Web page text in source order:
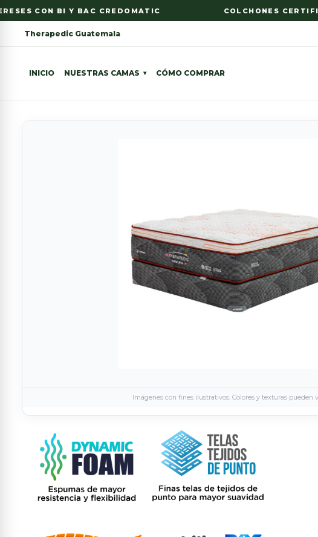
CON BI Y BAC CREDOMATIC COLCHONES
Therapedic Guatemala
INICIO NUESTRAS CAMAS CÓMO COMPRAR
Imágenes con fines ilustrativos. Colores y texturas pueden